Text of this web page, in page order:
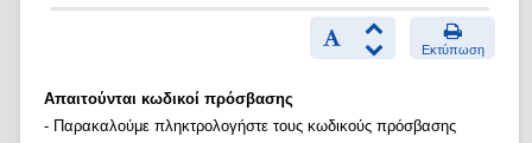
Εκτύπωση
Απαιτούνται κωδικοί πρόσβασης
- Παρακαλούμε πληκτρολογήστε τους κωδικούς πρόσβασης